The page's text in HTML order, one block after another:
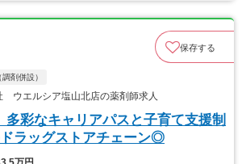
保存する
剤併設）
ウエルシア塩山北店の薬剤師求人
多彩なキャリアパスと子育て支援制
ラッグストアチェーン◎